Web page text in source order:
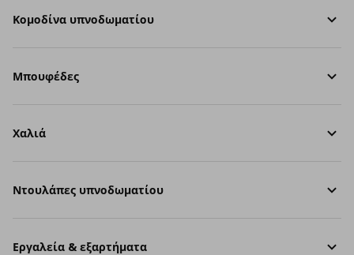
Κομοδίνα υπνοδωματίου
Μπουφέδες
Χαλιά
Ντουλάπες υπνοδωματίου
Εργαλεία & εξαρτήματα